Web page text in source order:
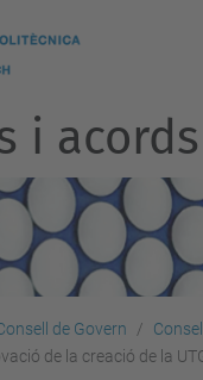
i
de Govern
de la creació de la